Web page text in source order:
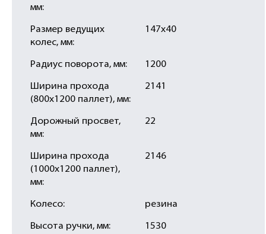
мм:
Размер ведущих
колес, мм:
147х40
Радиус поворота, мм: 1200
Ширина прохода
(800х1200 паллет), мм:
2141
Дорожный просвет,
мм:
22
Ширина прохода
(1000х1200 паллет),
мм:
2146
Колесо: резина
Высота ручки, мм: 1530